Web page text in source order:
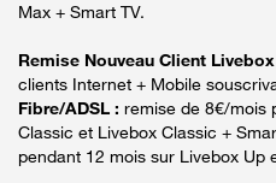
Max + Smart TV.
Remise Nouveau Client
clients Internet + Mobile
Fibre/ADSL : remise de 8€/mois
Classic et Livebox Classic +
pendant 12 mois sur Livebox Up